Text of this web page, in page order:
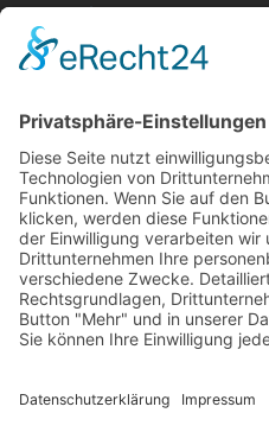
Aktuelle
Kontaktiere uns:
Jetzt
Folge uns